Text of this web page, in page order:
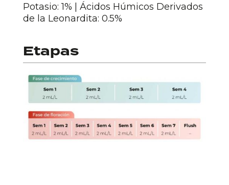
Potasio: 1% | Ácidos Húmicos Derivados
de la Leonardita: 0.5%
Etapas